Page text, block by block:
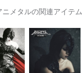
ニメタルの関連アイテム